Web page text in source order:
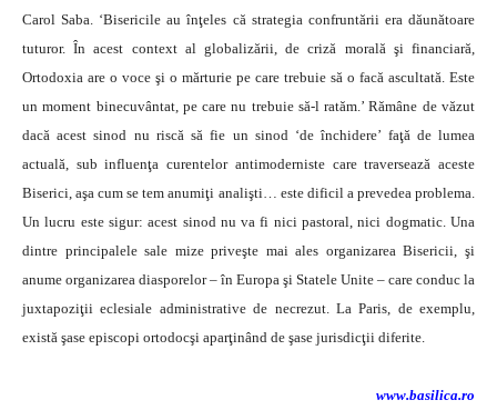
Carol Saba. ‘Bisericile au înţeles că strategia confruntării era dăunătoare
tuturor. În acest context al globalizării, de criză morală şi financiară,
Ortodoxia are o voce şi o mărturie pe care trebuie să o facă ascultată. Este
un moment binecuvântat, pe care nu trebuie să-l ratăm.’ Rămâne de văzut
dacă acest sinod nu riscă să fie un sinod ‘de închidere’ faţă de lumea
actuală, sub influenţa curentelor antimoderniste care traversează aceste
Biserici, aşa cum se tem anumiţi analişti… este dificil a prevedea problema.
Un lucru este sigur: acest sinod nu va fi nici pastoral, nici dogmatic. Una
dintre principalele sale mize priveşte mai ales organizarea Bisericii, şi
anume organizarea diasporelor – în Europa şi Statele Unite – care conduc la
juxtapoziţii eclesiale administrative de necrezut. La Paris, de exemplu,
există şase episcopi ortodocşi aparţinând de şase jurisdicţii diferite.
www.basilica.ro